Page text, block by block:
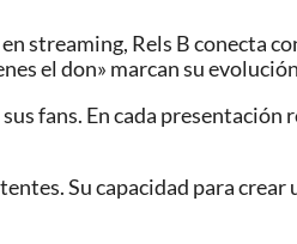
streaming, Rels B conecta
el don» marcan su
fans. En cada
Su capacidad para